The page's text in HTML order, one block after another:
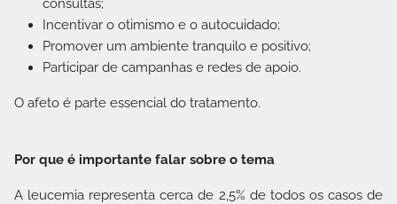
consultas;
Incentivar o otimismo e o autocuidado;
Promover um ambiente tranquilo e positivo;
Participar de campanhas e redes de apoio.
O afeto é parte essencial do tratamento.
Por que é importante falar sobre o tema
A leucemia representa cerca de 2,5% de todos os casos de